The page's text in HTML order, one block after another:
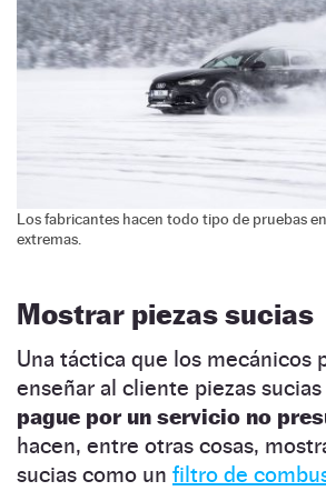
Los fabricantes hacen todo tipo de pruebas
extremas.
Mostrar piezas sucias
Una táctica que los mecánicos
enseñar al cliente piezas sucias
pague por un servicio no
hacen, entre otras cosas,
sucias como un filtro de